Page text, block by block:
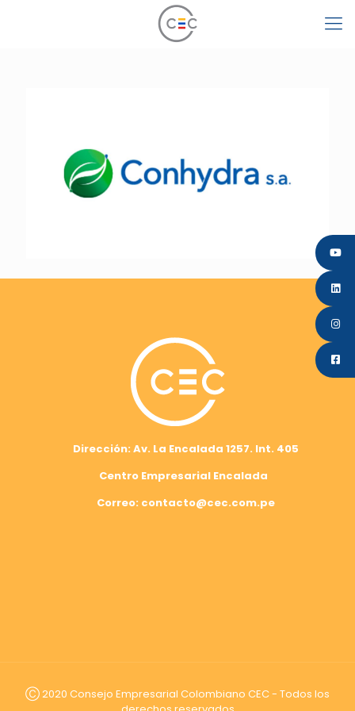
Dirección: Av. La Encalada 1257. Int. 405
Centro Empresarial Encalada
Correo: contacto@cec.com.pe
Ⓒ 2020 Consejo Empresarial Colombiano CEC - Todos los